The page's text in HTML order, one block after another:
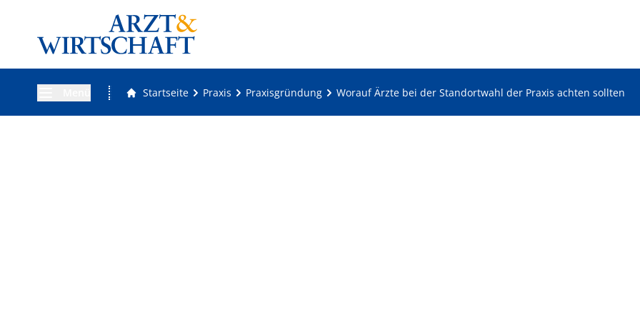
Startseite Praxis Praxisgründung Worauf Ärzte bei der Standortwahl der Praxis achten sollten